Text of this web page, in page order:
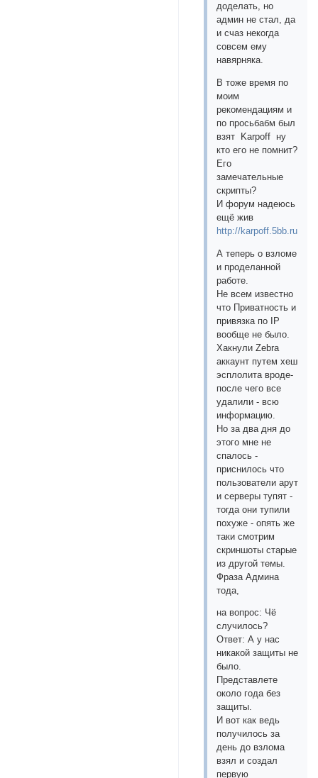
доделать, но
админ не стал, да
и счаз некогда
совсем ему
навярняка.
В тоже время по
моим
рекомендациям и
по просьбабм был
взят Karpoff ну
кто его не помнит?
Его
замечательные
скрипты?
И форум надеюсь
ещё жив
http://karpoff.5bb.ru
А теперь о взломе
и проделанной
работе.
Не всем известно
что Приватность и
привязка по IP
вообще не было.
Хакнули Zebra
аккаунт путем хеш
эсплолита вроде-
после чего все
удалили - всю
информацию.
Но за два дня до
этого мне не
спалось -
приснилось что
пользователи арут
и серверы тупят -
тогда они тупили
похуже - опять же
таки смотрим
скриншоты старые
из другой темы.
Фраза Админа
тода,
на вопрос: Чё
случилось?
Ответ: А у нас
никакой защиты не
было.
Представлете
около года без
защиты.
И вот как ведь
получилось за
день до взлома
взял и создал
первую